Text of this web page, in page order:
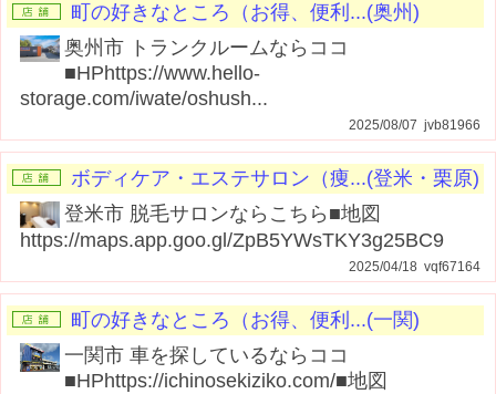
町の好きなところ（お得、便利...(奥州)
奥州市 トランクルームならココ
■HPhttps://www.hello-
storage.com/iwate/oshush...
2025/08/07 jvb81966
ボディケア・エステサロン（痩...(登米・栗原)
登米市 脱毛サロンならこちら■地図
https://maps.app.goo.gl/ZpB5YWsTKY3g25BC9
2025/04/18 vqf67164
町の好きなところ（お得、便利...(一関)
一関市 車を探しているならココ
■HPhttps://ichinosekiziko.com/■地図